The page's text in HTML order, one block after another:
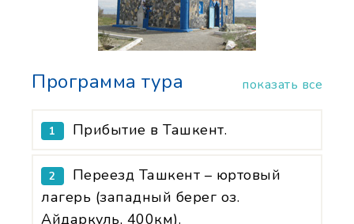
Программа тура показать все
1 Прибытие в Ташкент.
2
Переезд Ташкент – юртовый
лагерь (западный берег оз.
Айдаркуль, 400км).